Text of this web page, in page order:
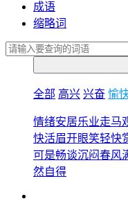
成语
缩略词
全部 高兴 兴奋 愉
情绪安居乐业走马
快活眉开眼笑轻快
可是畅谈沉闷春风
然自得